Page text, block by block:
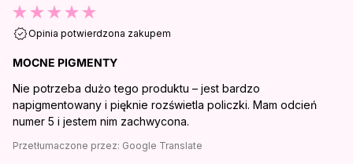
Opinia potwierdzona zakupem
MOCNE PIGMENTY
Nie potrzeba dużo tego produktu – jest bardzo
napigmentowany i pięknie rozświetla policzki. Mam odcień
numer 5 i jestem nim zachwycona.
Przetłumaczone przez: Google Translate